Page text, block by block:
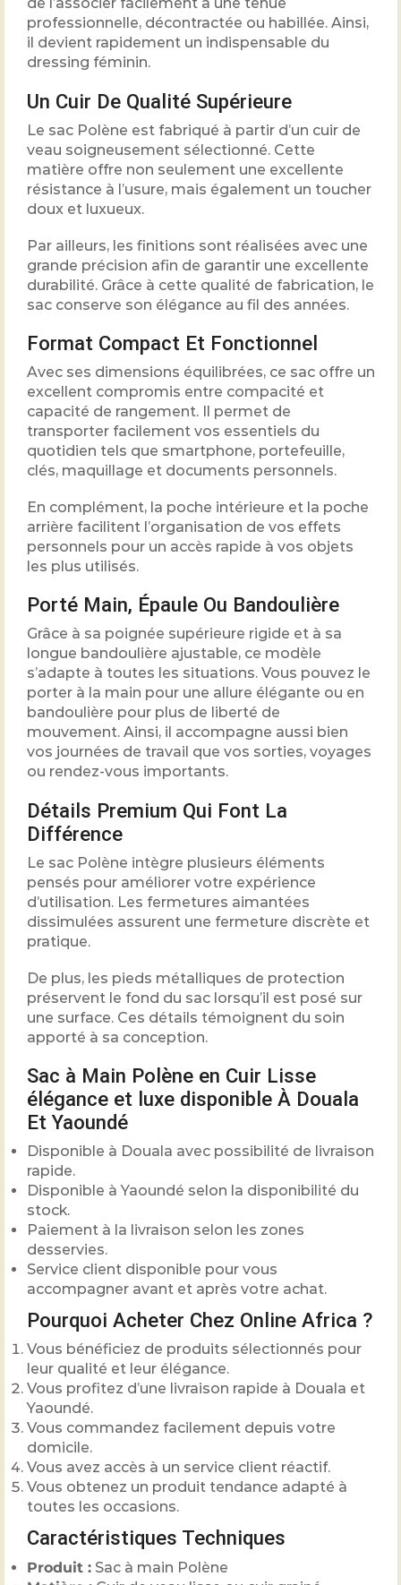
professionnelle, décontractée ou habillée. Ainsi,
il devient rapidement un indispensable du
dressing féminin.
Un Cuir De Qualité Supérieure
Le sac Polène est fabriqué à partir d’un cuir de
veau soigneusement sélectionné. Cette
matière offre non seulement une excellente
résistance à l’usure, mais également un toucher
doux et luxueux.
Par ailleurs, les finitions sont réalisées avec une
grande précision afin de garantir une excellente
durabilité. Grâce à cette qualité de fabrication, le
sac conserve son élégance au fil des années.
Format Compact Et Fonctionnel
Avec ses dimensions équilibrées, ce sac offre un
excellent compromis entre compacité et
capacité de rangement. Il permet de
transporter facilement vos essentiels du
quotidien tels que smartphone, portefeuille,
clés, maquillage et documents personnels.
En complément, la poche intérieure et la poche
arrière facilitent l’organisation de vos effets
personnels pour un accès rapide à vos objets
les plus utilisés.
Porté Main, Épaule Ou Bandoulière
Grâce à sa poignée supérieure rigide et à sa
longue bandoulière ajustable, ce modèle
s’adapte à toutes les situations. Vous pouvez le
porter à la main pour une allure élégante ou en
bandoulière pour plus de liberté de
mouvement. Ainsi, il accompagne aussi bien
vos journées de travail que vos sorties, voyages
ou rendez-vous importants.
Détails Premium Qui Font La
Différence
Le sac Polène intègre plusieurs éléments
pensés pour améliorer votre expérience
d’utilisation. Les fermetures aimantées
dissimulées assurent une fermeture discrète et
pratique.
De plus, les pieds métalliques de protection
préservent le fond du sac lorsqu’il est posé sur
une surface. Ces détails témoignent du soin
apporté à sa conception.
Sac à Main Polène en Cuir Lisse
élégance et luxe disponible À Douala
Et Yaoundé
Disponible à Douala avec possibilité de livraison
rapide.
Disponible à Yaoundé selon la disponibilité du
stock.
Paiement à la livraison selon les zones
desservies.
Service client disponible pour vous
accompagner avant et après votre achat.
Pourquoi Acheter Chez Online Africa ?
Vous bénéficiez de produits sélectionnés pour
leur qualité et leur élégance.
Vous profitez d’une livraison rapide à Douala et
Yaoundé.
Vous commandez facilement depuis votre
domicile.
Vous avez accès à un service client réactif.
Vous obtenez un produit tendance adapté à
toutes les occasions.
Caractéristiques Techniques
Produit : Sac à main Polène